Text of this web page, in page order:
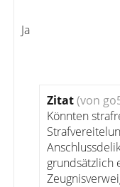
Ja
Zitat(von
Könnten
grundsätzlich